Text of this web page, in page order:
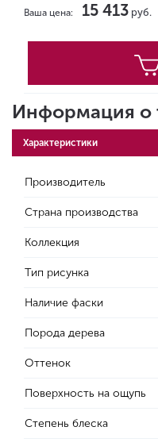
Ваша цена: 15 413 руб.
Информация о
Характеристики
Производитель
Страна производства
Коллекция
Тип рисунка
Наличие фаски
Порода дерева
Оттенок
Поверхность на ощупь
Степень блеска